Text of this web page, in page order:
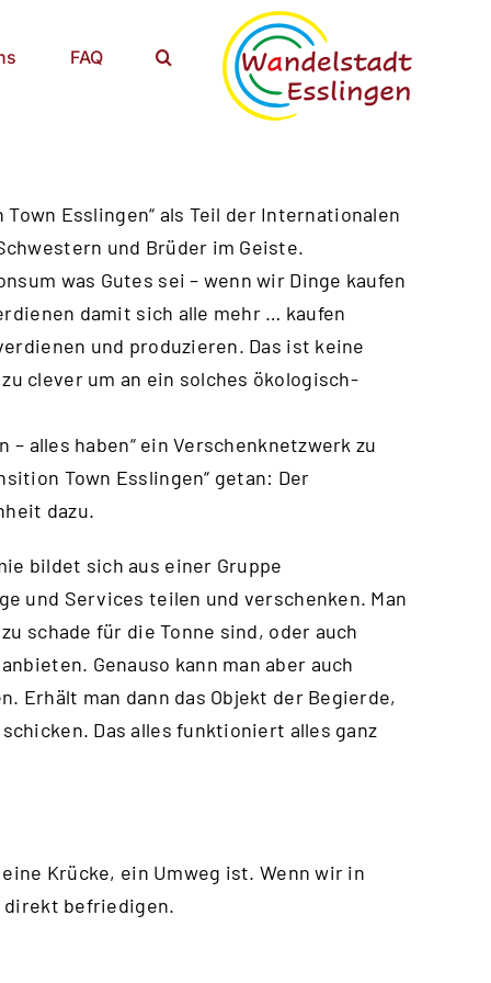
FAQ
Esslingen“ als Teil der Internationalen
und Brüder im Geiste.
was Gutes sei – wenn wir Dinge kaufen
damit sich alle mehr … kaufen
und produzieren. Das ist keine
clever um an ein solches ökologisch-
alles haben“ ein Verschenknetzwerk zu
Town Esslingen“ getan: Der
dazu.
bildet sich aus einer Gruppe
und Services teilen und verschenken. Man
schade für die Tonne sind, oder auch
Genauso kann man aber auch
Erhält man dann das Objekt der Begierde,
Das alles funktioniert alles ganz
Krücke, ein Umweg ist. Wenn wir in
direkt befriedigen.